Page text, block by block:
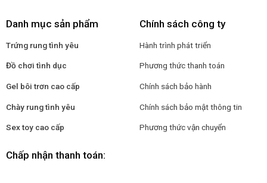
Danh mục sản phẩm
Trứng rung tình yêu
Đồ chơi tình dục
Gel bôi trơn cao cấp
Chày rung tình yêu
Sex toy cao cấp
Chính sách công ty
Hành trình phát triển
Phương thức thanh toán
Chính sách bảo hành
Chính sách bảo mật thông tin
Phương thức vận chuyển
Chấp nhận thanh toán: